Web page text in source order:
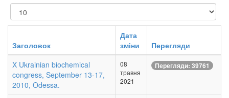
Показувати
Заголовок
Дата
зміни
Перегляди
X Ukrainian biochemical
congress, September 13-17,
2010, Odessa.
08
травня
2021
Перегляди: 39761